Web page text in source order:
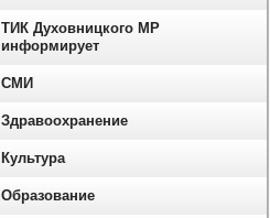
ТИК Духовницкого МР
информирует
СМИ
Здравоохранение
Культура
Образование